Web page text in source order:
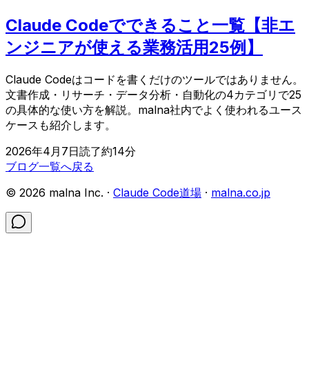
Claude Codeでできること一覧【非エ
ンジニアが使える業務活用25例】
Claude Codeはコードを書くだけのツールではありません。
文書作成・リサーチ・データ分析・自動化の4カテゴリで25
の具体的な使い方を解説。malna社内でよく使われるユース
ケースも紹介します。
2026年4月7日読了約14分
ブログ一覧へ戻る
© 2026 malna Inc. · Claude Code道場 · malna.co.jp